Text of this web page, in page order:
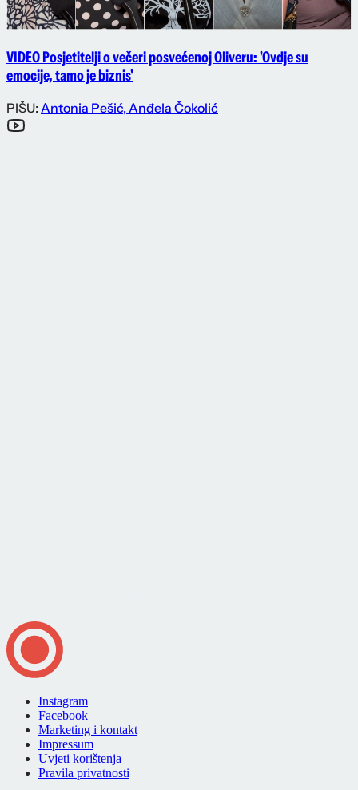
VIDEO Posjetitelji o večeri posvećenoj Oliveru: 'Ovdje su
emocije, tamo je biznis'
PIŠU: Antonia Pešić, Anđela Čokolić
Instagram
Facebook
Marketing i kontakt
Impressum
Uvjeti korištenja
Pravila privatnosti